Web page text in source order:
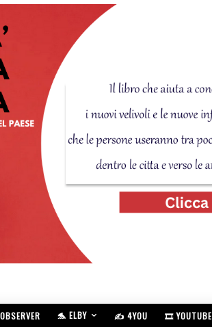
🐬 ELBY ✍️ 4YOU
🎞️ YOUTUBE